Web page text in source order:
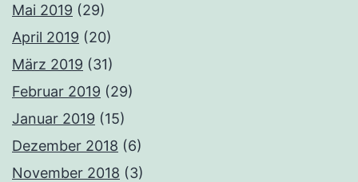
Mai 2019 (29)
April 2019 (20)
März 2019 (31)
Februar 2019 (29)
Januar 2019 (15)
Dezember 2018 (6)
November 2018 (3)